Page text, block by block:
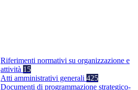
Riferimenti normativi su organizzazione e
attività 15
Atti amministrativi generali 425
Documenti di programmazione strategico-